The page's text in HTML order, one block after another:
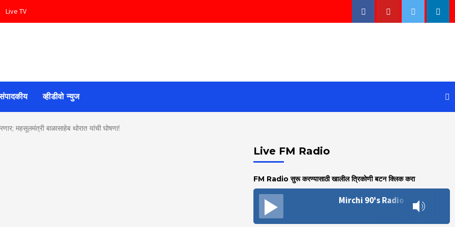
Live TV FacebookYoutubeTwitter
व्हीडीवो न्युज
बाळासाहेब थोरात यांची घोषणा!
Live FM Radio
FM Radio सुरू करण्यासाठी खालील त्रिकोणी बटन क्लिक करा
Mirchi 90's Radio